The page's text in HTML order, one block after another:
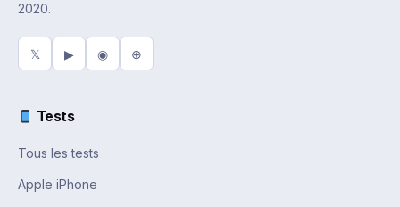
2020.
𝕏 ▶ ◉ ⊕
Tests
Tous les tests
Apple iPhone